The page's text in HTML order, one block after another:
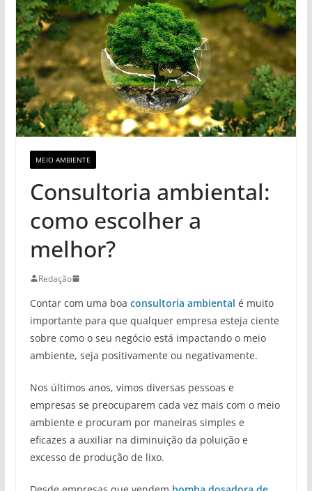
MEIO AMBIENTE
Consultoria ambiental:
como escolher a
melhor?
Redação
Contar com uma boa consultoria ambiental é muito
importante para que qualquer empresa esteja ciente
sobre como o seu negócio está impactando o meio
ambiente, seja positivamente ou negativamente.
Nos últimos anos, vimos diversas pessoas e
empresas se preocuparem cada vez mais com o meio
ambiente e procuram por maneiras simples e
eficazes a auxiliar na diminuição da poluição e
excesso de produção de lixo.